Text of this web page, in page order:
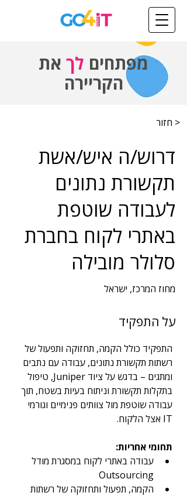
מפתחים לך את
הקריירה
< חזור
דרוש/ה איש/אשת
תקשורת נתונים
לעבודה שוטפת
באתרי לקוח בחברת
סלולר מובילה
מחוז המרכז, ישראל
2
תחום
תקשורת ורשתות
על התפקיד
התפקיד כולל הקמה, תחזוקה ותפעול של
רשתות תקשורת נתונים, עבודה עם נתבים
ומתגים – בדגש על ציוד Juniper, טיפול
בתקלות תקשורת וניתוח בעיות בשטח, תוך
עבודה שוטפת מול צוותים פנימיים וגורמי
IT אצל הלקוח.
תחומי אחריות:
עבודה באתרי לקוח במסגרת מודל
Outsourcing
הקמה, תפעול ותחזוקה של רשתות